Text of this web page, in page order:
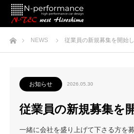
ホームNEWS 従業員の新規募集を開始
お知らせ 2026.05.30
従業員の新規募集を
一緒に会社を盛り上げて下さる方を